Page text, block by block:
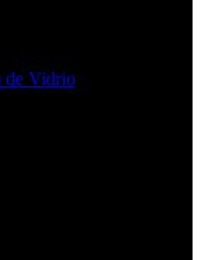
de Vidrio